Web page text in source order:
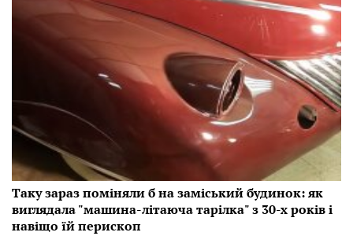
Таку зараз поміняли б на заміський будинок: як
виглядала "машина-літаюча тарілка" з 30-х років і
навіщо їй перископ